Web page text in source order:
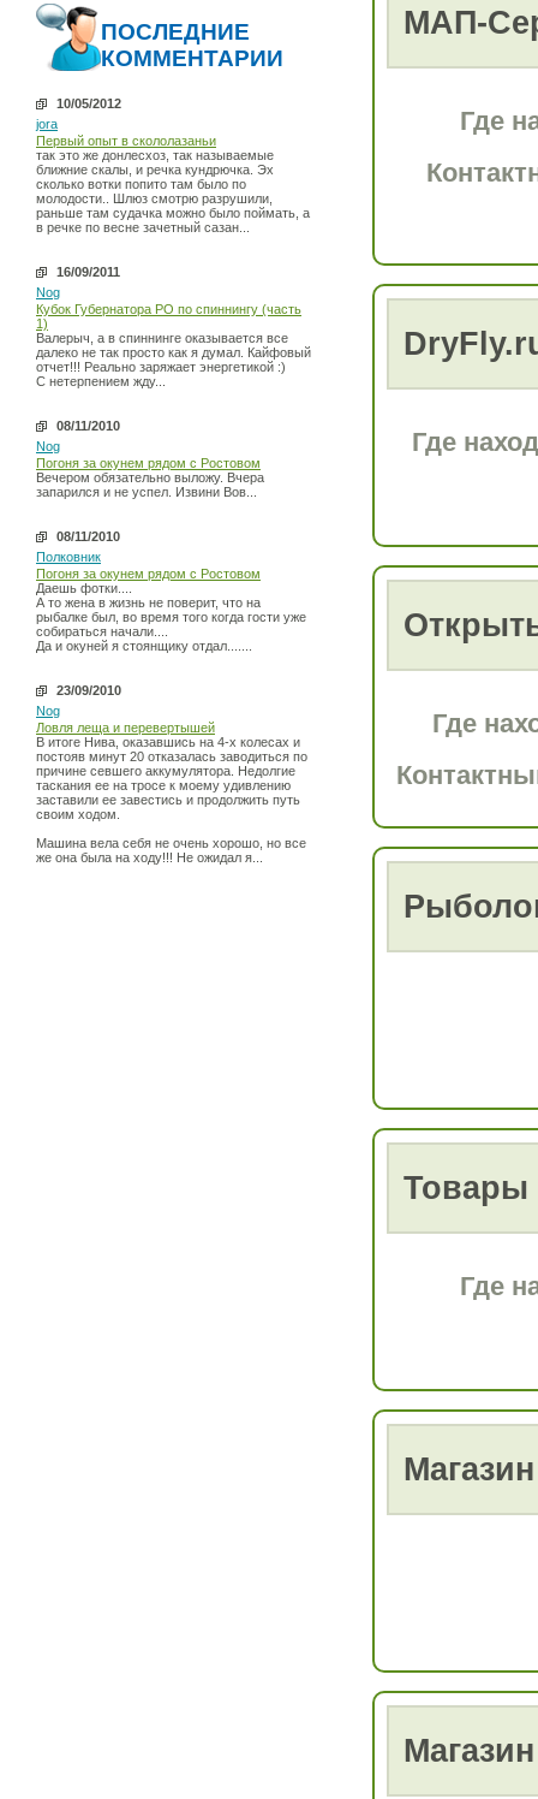
ПОСЛЕДНИЕ
КОММЕНТАРИИ
10/05/2012
jora
Первый опыт в скололазаньи
так это же донлесхоз, так называемые
ближние скалы, и речка кундрючка. Эх
сколько вотки попито там было по
молодости.. Шлюз смотрю разрушили,
раньше там судачка можно было поймать, а
в речке по весне зачетный сазан...
16/09/2011
Nog
Кубок Губернатора РО по спиннингу (часть
1)
Валерыч, а в спиннинге оказывается все
далеко не так просто как я думал. Кайфовый
отчет!!! Реально заряжает энергетикой :)
С нетерпением жду...
08/11/2010
Nog
Погоня за окунем рядом с Ростовом
Вечером обязательно выложу. Вчера
запарился и не успел. Извини Вов...
08/11/2010
Полковник
Погоня за окунем рядом с Ростовом
Даешь фотки....
А то жена в жизнь не поверит, что на
рыбалке был, во время того когда гости уже
собираться начали....
Да и окуней я стоянщику отдал.......
23/09/2010
Nog
Ловля леща и перевертышей
В итоге Нива, оказавшись на 4-х колесах и
постояв минут 20 отказалась заводиться по
причине севшего аккумулятора. Недолгие
таскания ее на тросе к моему удивлению
заставили ее завестись и продолжить путь
своим ходом.
Машина вела себя не очень хорошо, но все
же она была на ходу!!! Не ожидал я...
МАП-
Где
Где
Где
Товары
Где